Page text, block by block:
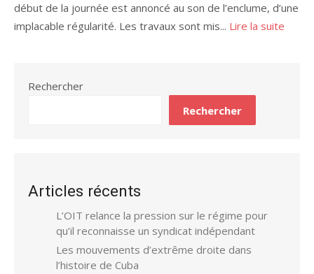
début de la journée est annoncé au son de l’enclume, d’une
implacable régularité. Les travaux sont mis... Lire la suite
Rechercher
Rechercher
Articles récents
L’OIT relance la pression sur le régime pour
qu’il reconnaisse un syndicat indépendant
Les mouvements d’extrême droite dans
l’histoire de Cuba